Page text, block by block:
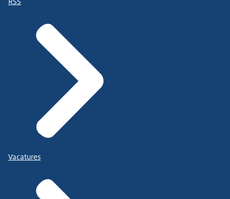
Vacatures